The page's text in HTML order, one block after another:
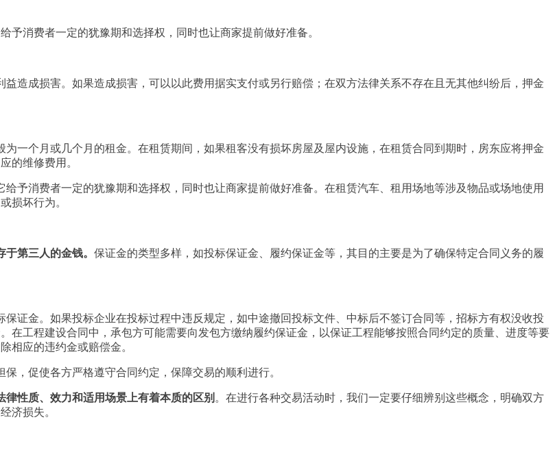
消费者一定的犹豫期和选择权，同时也让商家提前做好准备。
造成损害。如果造成损害，可以以此费用据实支付或另行赔偿；在双方法律关系不存在且无其他纠纷后，押金
一个月或几个月的租金。在租赁期间，如果租客没有损坏房屋及屋内设施，在租赁合同到期时，房东应将押金
的维修费用。
予消费者一定的犹豫期和选择权，同时也让商家提前做好准备。在租赁汽车、租用场地等涉及物品或场地使用
损坏行为。
第三人的金钱。 保证金的类型多样，如投标保证金、履约保证金等，其目的主要是为了确保特定合同义务的履
证金。如果投标企业在投标过程中违反规定，如中途撤回投标文件、中标后不签订合同等，招标方有权没收投
在工程建设合同中，承包方可能需要向发包方缴纳履约保证金，以保证工程能够按照合同约定的质量、进度等要
相应的违约金或赔偿金。
，促使各方严格遵守合同约定，保障交易的顺利进行。
性质、效力和适用场景上有着本质的区别 。在进行各种交易活动时，我们一定要仔细辨别这些概念，明确双方
济损失。